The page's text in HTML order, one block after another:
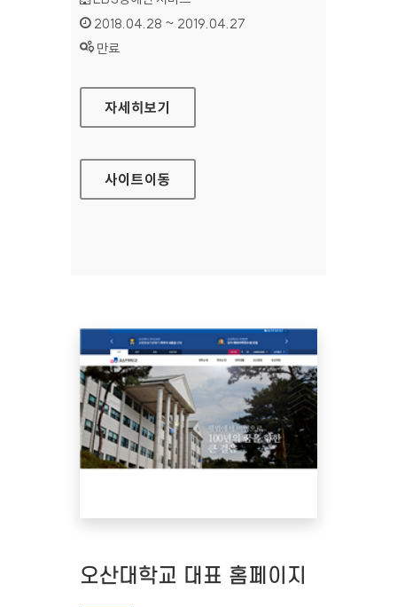
인증기간 :
2018.04.28 ~ 2019.04.27
상태 :
만료
EBS장애인 서비스 대표 홈페이지
자세히보기
사이트이동
오산대학교 대표 홈페이지